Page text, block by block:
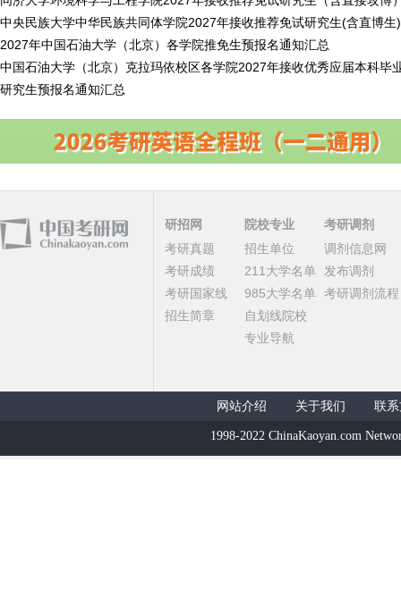
中央民族大学中华民族共同体学院2027年接收推荐免试研究生(含直博生
2027年中国石油大学（北京）各学院推免生预报名通知汇总
中国石油大学（北京）克拉玛依校区各学院2027年接收优秀应届本科毕
研究生预报名通知汇总
研招网
考研真题
考研成绩
考研国家线
招生简章
院校专业
招生单位
211大学名单
985大学名单
自划线院校
专业导航
考研调剂
调剂信息网
发布调剂
考研调剂流程
网站介绍 关于我们 联
1998-2022 ChinaKaoyan.com